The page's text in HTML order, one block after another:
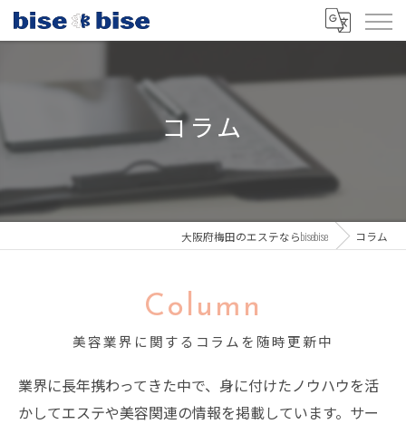
コラム
大阪府梅田のエステならbisebise コラム
Column
美容業界に関するコラムを随時更新中
業界に長年携わってきた中で、身に付けたノウハウを活
かしてエステや美容関連の情報を掲載しています。サー